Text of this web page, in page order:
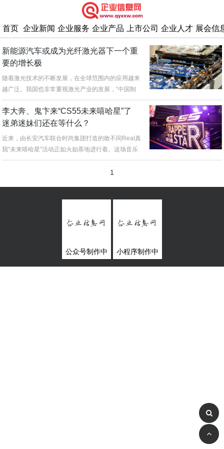
首页 企业新闻 企业服务 企业产品 上市公司 企业人才 展会信
新能源汽车或成为光纤激光器下一个重
要的增长极
随着激光技术的不断发展，在全球范围内的应用越来
越广泛。我国也非常重视激光产业的发展，“中国制
造2025”把激光产业当作重...
李大奔、鬼卞来“CS55未来嘻哈星”了
迷弟迷妹们还在等什么？
近来，由长安汽车联合时尚集团打造的敢不同Real真
我“未来嘻哈星”活动正如火如荼地进行着。这场音乐
选秀活动自开启以来，就...
1
公众号制作中 小程序制作中